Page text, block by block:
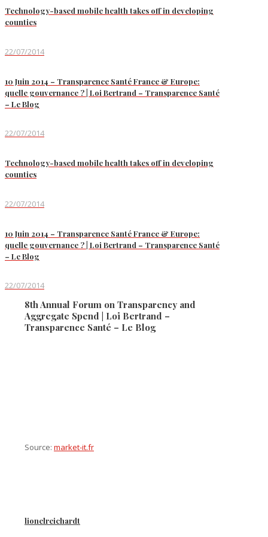
Technology-based mobile health takes off in developing
counties
22/07/2014
10 Juin 2014 – Transparence Santé France & Europe:
quelle gouvernance ? | Loi Bertrand – Transparence Santé
– Le Blog
22/07/2014
Technology-based mobile health takes off in developing
counties
22/07/2014
10 Juin 2014 – Transparence Santé France & Europe:
quelle gouvernance ? | Loi Bertrand – Transparence Santé
– Le Blog
22/07/2014
8th Annual Forum on Transparency and
Aggregate Spend | Loi Bertrand –
Transparence Santé – Le Blog
Source: market-it.fr
lionelreichardt